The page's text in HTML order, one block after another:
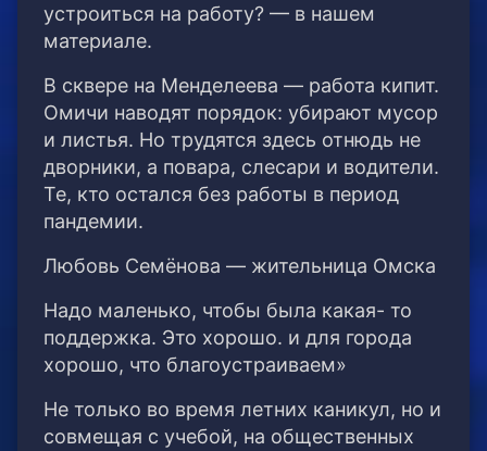
устроиться на работу? — в нашем
материале.
В сквере на Менделеева — работа кипит.
Омичи наводят порядок: убирают мусор
и листья. Но трудятся здесь отнюдь не
дворники, а повара, слесари и водители.
Те, кто остался без работы в период
пандемии.
Любовь Семёнова — жительница Омска
Надо маленько, чтобы была какая- то
поддержка. Это хорошо. и для города
хорошо, что благоустраиваем»
Не только во время летних каникул, но и
совмещая с учебой, на общественных